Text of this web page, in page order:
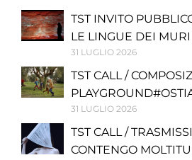
TST INVITO
LE LINGUE DEI MURI
31 LUGLIO 2026
TST CALL /
31 LUGLIO 2026
TST CALL /
CONTENGO